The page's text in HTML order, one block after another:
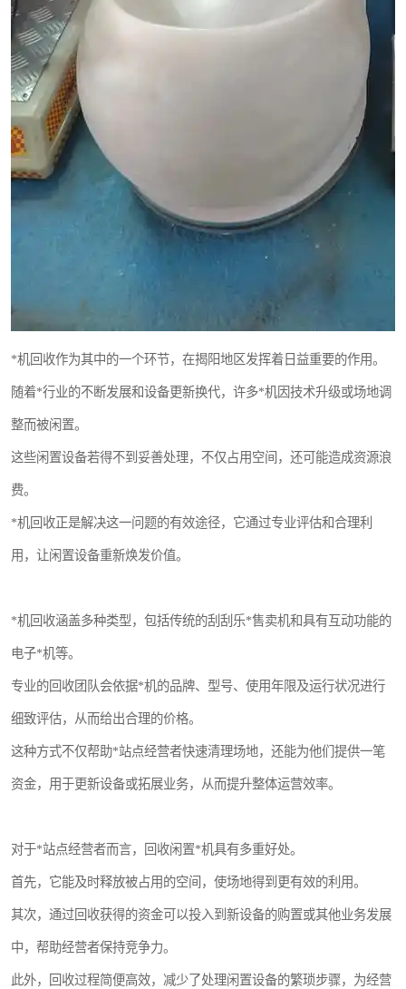
*机回收作为其中的一个环节，在揭阳地区发挥着日益重要的作用。
随着*行业的不断发展和设备更新换代，许多*机因技术升级或场地调
整而被闲置。
这些闲置设备若得不到妥善处理，不仅占用空间，还可能造成资源浪
费。
*机回收正是解决这一问题的有效途径，它通过专业评估和合理利
用，让闲置设备重新焕发价值。
*机回收涵盖多种类型，包括传统的刮刮乐*售卖机和具有互动功能的
电子*机等。
专业的回收团队会依据*机的品牌、型号、使用年限及运行状况进行
细致评估，从而给出合理的价格。
这种方式不仅帮助*站点经营者快速清理场地，还能为他们提供一笔
资金，用于更新设备或拓展业务，从而提升整体运营效率。
对于*站点经营者而言，回收闲置*机具有多重好处。
首先，它能及时释放被占用的空间，使场地得到更有效的利用。
其次，通过回收获得的资金可以投入到新设备的购置或其他业务发展
中，帮助经营者保持竞争力。
此外，回收过程简便高效，减少了处理闲置设备的繁琐步骤，为经营